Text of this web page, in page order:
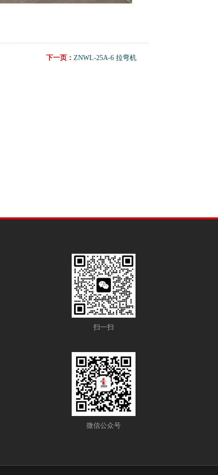
下一页： ZNWL-25A-6 拉弯机
扫一扫
微信公众号